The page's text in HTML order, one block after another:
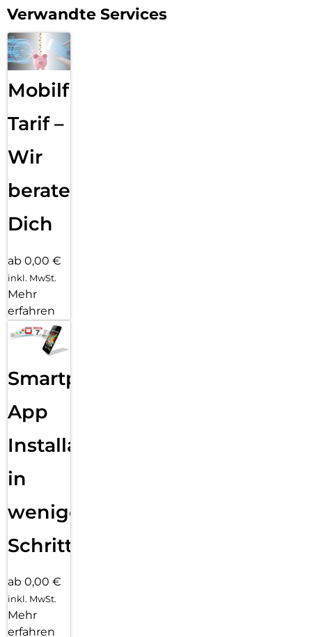
Verwandte Services
Mobilfunk
Tarif –
Wir
beraten
Dich
ab 0,00 €
inkl. MwSt.
Mehr
erfahren
Smartphone
App
Installation
in
wenigen
Schritten
ab 0,00 €
inkl. MwSt.
Mehr
erfahren